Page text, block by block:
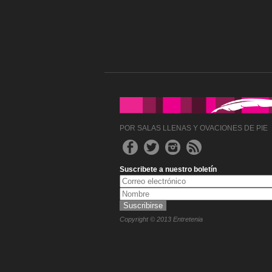
POR SALAS LLENAS Y OVACIONES DE PIE
Suscribete a nuestro boletín
Copyright © 2013 Entretenia